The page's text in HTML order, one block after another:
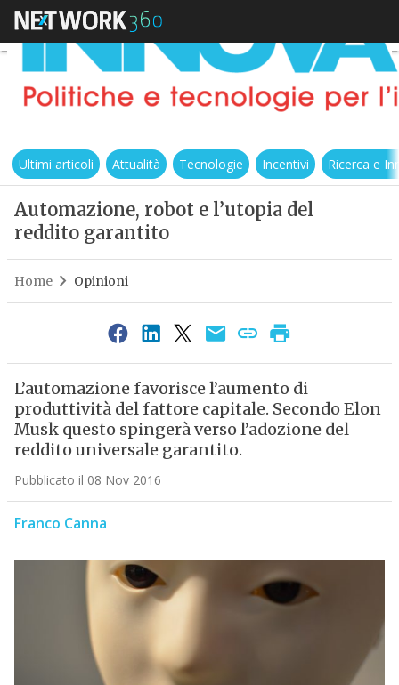
Ultimi articoli Attualità Tecnologie Incentivi Ricerca e
Automazione, robot e l’utopia del
reddito garantito
Home Opinioni
L’automazione favorisce l’aumento di
produttività del fattore capitale. Secondo Elon
Musk questo spingerà verso l’adozione del
reddito universale garantito.
Pubblicato il 08 Nov 2016
Franco Canna